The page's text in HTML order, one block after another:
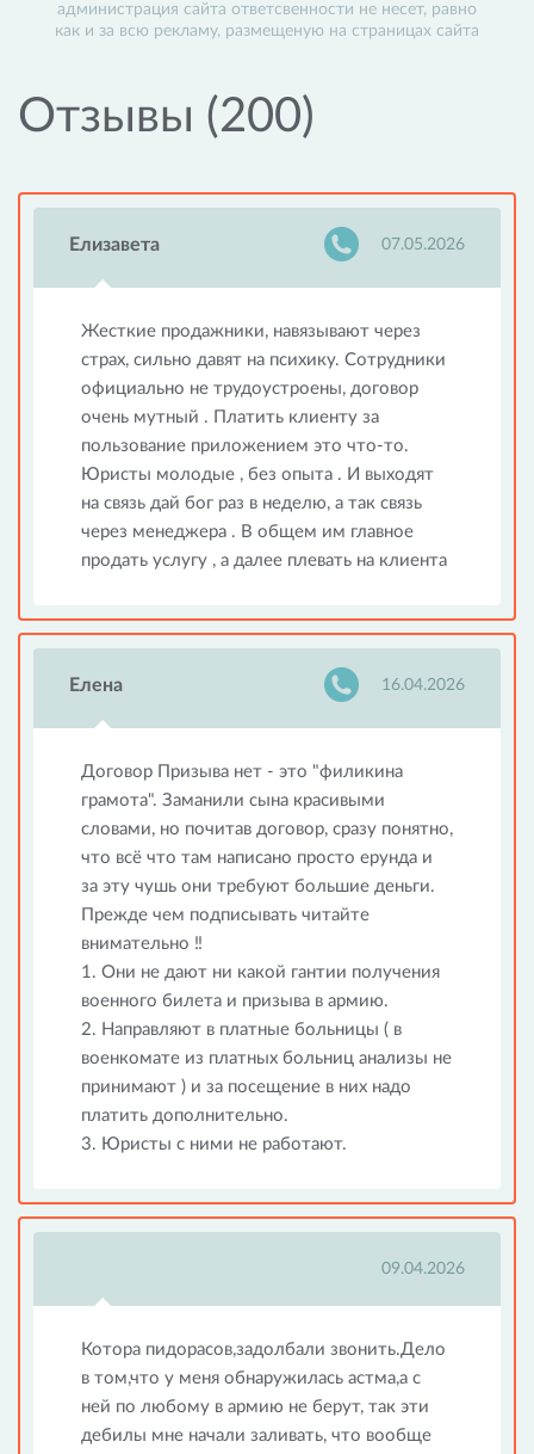
администрация сайта ответсвенности не несет, равно
как и за всю рекламу, размещеную на страницах сайта
Отзывы (200)
Елизавета 07.05.2026
Жесткие продажники, навязывают через
страх, сильно давят на психику. Сотрудники
официально не трудоустроены, договор
очень мутный . Платить клиенту за
пользование приложением это что-то.
Юристы молодые , без опыта . И выходят
на связь дай бог раз в неделю, а так связь
через менеджера . В общем им главное
продать услугу , а далее плевать на клиента
Елена 16.04.2026
Договор Призыва нет - это "филикина
грамота". Заманили сына красивыми
словами, но почитав договор, сразу понятно,
что всё что там написано просто ерунда и
за эту чушь они требуют большие деньги.
Прежде чем подписывать читайте
внимательно ‼️
1. Они не дают ни какой гантии получения
военного билета и призыва в армию.
2. Направляют в платные больницы ( в
военкомате из платных больниц анализы не
принимают ) и за посещение в них надо
платить дополнительно.
3. Юристы с ними не работают.
09.04.2026
Котора пидорасов,задолбали звонить.Дело
в том,что у меня обнаружилась астма,а с
ней по любому в армию не берут, так эти
дебилы мне начали заливать, что вообще